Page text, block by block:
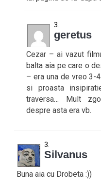
geretus
Cezar – ai vazut
balta aia pe care o
– era una de vreo 3-
si proasta
traversa… Mult
despre asta era vb.
Silvanus
Buna aia cu Drobeta :))